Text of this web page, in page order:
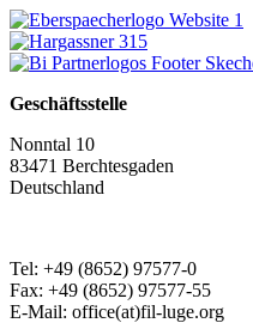
Geschäftsstelle
Nonntal 10
83471 Berchtesgaden
Deutschland
Tel: +49 (8652) 97577-0
Fax: +49 (8652) 97577-55
E-Mail: office(at)fil-luge.org